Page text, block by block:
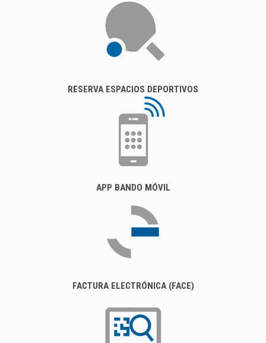
RESERVA ESPACIOS DEPORTIVOS
APP BANDO MÓVIL
FACTURA ELECTRÓNICA (FACE)